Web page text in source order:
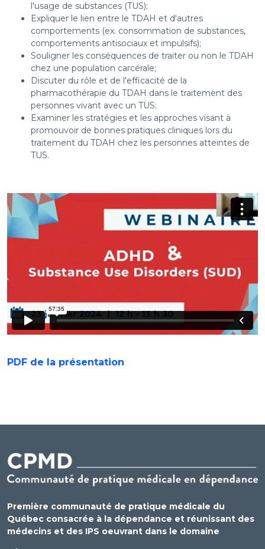
l'usage de substances (TUS);
Expliquer le lien entre le TDAH et d'autres
comportements (ex. consommation de substances,
comportements antisociaux et impulsifs);
Souligner les conséquences de traiter ou non le TDAH
chez une population carcérale;
Discuter du rôle et de l'efficacité de la
pharmacothérapie du TDAH dans le traitement des
personnes vivant avec un TUS;
Examiner les stratégies et les approches visant à
promouvoir de bonnes pratiques cliniques lors du
traitement du TDAH chez les personnes atteintes de
TUS.
PDF de la présentation
Première communauté de pratique médicale du
Québec consacrée à la dépendance et réunissant des
médecins et des IPS oeuvrant dans le domaine